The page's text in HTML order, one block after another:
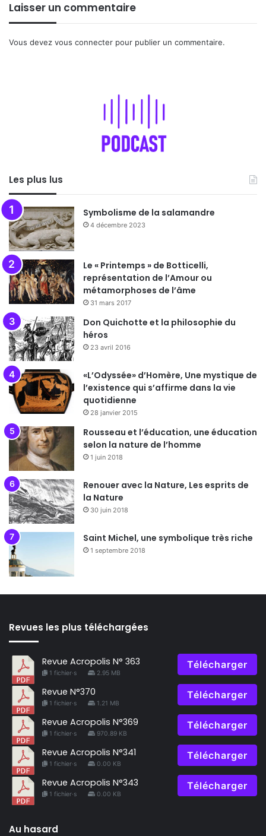
Laisser un commentaire
Vous devez vous connecter pour publier un commentaire.
Les plus lus
Symbolisme de la salamandre
4 décembre 2023
Le « Printemps » de Botticelli,
représentation de l’Amour ou
métamorphoses de l’âme
31 mars 2017
Don Quichotte et la philosophie du
héros
23 avril 2016
«L’Odyssée» d’Homère, Une mystique de
l’existence qui s’affirme dans la vie
quotidienne
28 janvier 2015
Rousseau et l’éducation, une éducation
selon la nature de l’homme
1 juin 2018
Renouer avec la Nature, Les esprits de
la Nature
30 juin 2018
Saint Michel, une symbolique très riche
1 septembre 2018
Revues les plus téléchargées
Revue Acropolis N° 363
1 fichier·s 2.95 MB
Télécharger
Revue N°370
1 fichier·s 1.21 MB
Télécharger
Revue Acropolis N°369
1 fichier·s 970.89 KB
Télécharger
Revue Acropolis N°341
1 fichier·s 0.00 KB
Télécharger
Revue Acropolis N°343
1 fichier·s 0.00 KB
Télécharger
Au hasard